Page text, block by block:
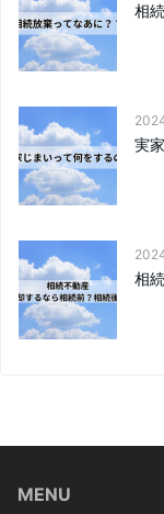
相
実
相
MENU